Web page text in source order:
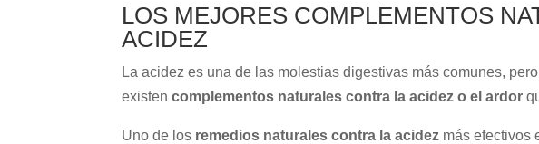
LOS MEJORES COMPLEMENTOS
ACIDEZ
La acidez es una de las molestias digestivas más comunes,
existencomplementos naturales contra la acidez o el ardor
Uno de los remedios naturales contra la acidez más efectivos